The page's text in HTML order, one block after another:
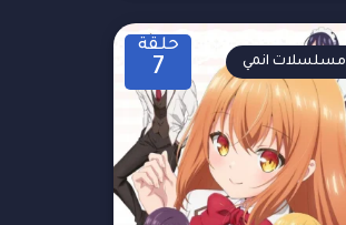
حلقة
7 مسلسلات انمي